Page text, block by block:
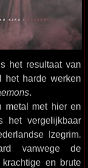
het resultaat van
het harde werken
.
metal met hier en
het vergelijkbaar
Izegrim.
vanwege de
en brute